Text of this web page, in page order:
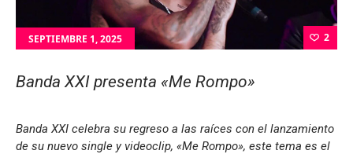
SEPTIEMBRE 1, 2025 2
Banda XXI presenta «Me Rompo»
Banda XXI celebra su regreso a las raíces con el lanzamiento
de su nuevo single y videoclip, «Me Rompo», este tema es el